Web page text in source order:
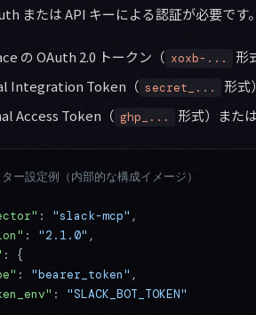
または API キーによる認証が必要です。
の OAuth 2.0 トークン（ xoxb-...
形
Integration Token（ secret_...
形式）
Access Token（ ghp_... 形式）また
設定例（内部的な構成イメージ）
: "slack-mcp" ,
: "2.1.0" ,
: {
: "bearer_token" ,
: "SLACK_BOT_TOKEN"